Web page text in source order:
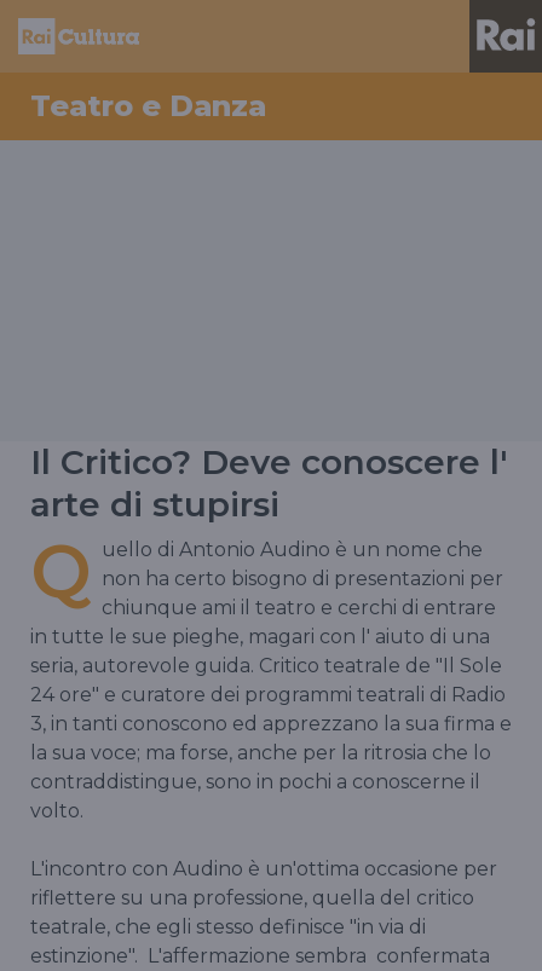
Teatro e Danza
Il Critico? Deve conoscere l'
arte di stupirsi
Q
uello di Antonio Audino è un nome che
non ha certo bisogno di presentazioni per
chiunque ami il teatro e cerchi di entrare
in tutte le sue pieghe, magari con l' aiuto di una
seria, autorevole guida. Critico teatrale de "Il Sole
24 ore" e curatore dei programmi teatrali di Radio
3, in tanti conoscono ed apprezzano la sua firma e
la sua voce; ma forse, anche per la ritrosia che lo
contraddistingue, sono in pochi a conoscerne il
volto.
L'incontro con Audino è un'ottima occasione per
riflettere su una professione, quella del critico
teatrale, che egli stesso definisce "in via di
estinzione". L'affermazione sembra confermata